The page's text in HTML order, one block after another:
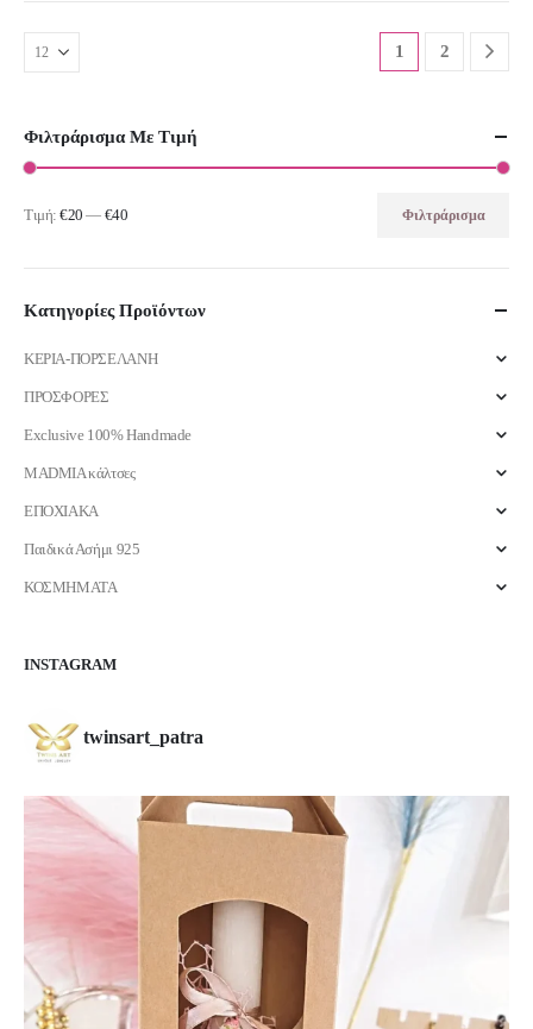
1 2
Φιλτράρισμα Με Τιμή
Ελάχιστη
Μέγιστη
Φιλτράρισμα
Τιμή:€20 — €40
Κατηγορίες Προϊόντων
ΚΕΡΙΑ-ΠΟΡΣΕΛΑΝΗ
ΠΡΟΣΦΟΡΕΣ
Exclusive 100% Handmade
MADMIA κάλτσες
ΕΠΟΧΙΑΚΑ
Παιδικά Ασήμι 925
ΚΟΣΜΗΜΑΤΑ
INSTAGRAM
twinsart_patra